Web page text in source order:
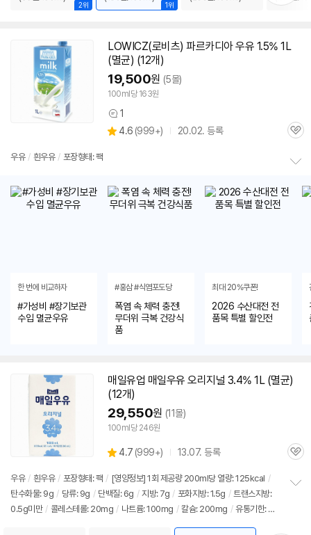
2위 1위
LOWICZ(로비츠) 파르카디아우유 1.5% 1L
(멸균) (12개)
19,500원 (5몰)
100ml당 163원
상
품
1
별
4.6 (상
999+) 20.02. 등록
관
우유 / 흰우유 / 포장형태: 팩
보
펼
한 번에 비교하자
#가성비 #장기보관
수입 멸균우유
#홍삼 #식염포도당
폭염 속 체력 충전!
무더위 극복 건강식
품
최대 20%쿠폰!
2026 수산대전 전
품목 특별 할인전
매일유업 매일우유 오리지널 3.4% 1L (멸균)
(12개)
29,550원 (11몰)
100ml당 246원
별
점
4.7 (상
리
뷰
999+) 13.07. 등록
관
우유 / 흰우유 / 포장형태: 팩 / [영양정보] 1회 제공량 200ml당 열량: 125kcal /
탄수화물: 9g / 당류: 9g / 단백질: 6g / 지방: 7g / 포화지방: 1.5g / 트랜스지방:
0.5g미만 / 콜레스테롤: 20mg / 나트륨: 100mg / 칼슘: 200mg / 유통기한: 제